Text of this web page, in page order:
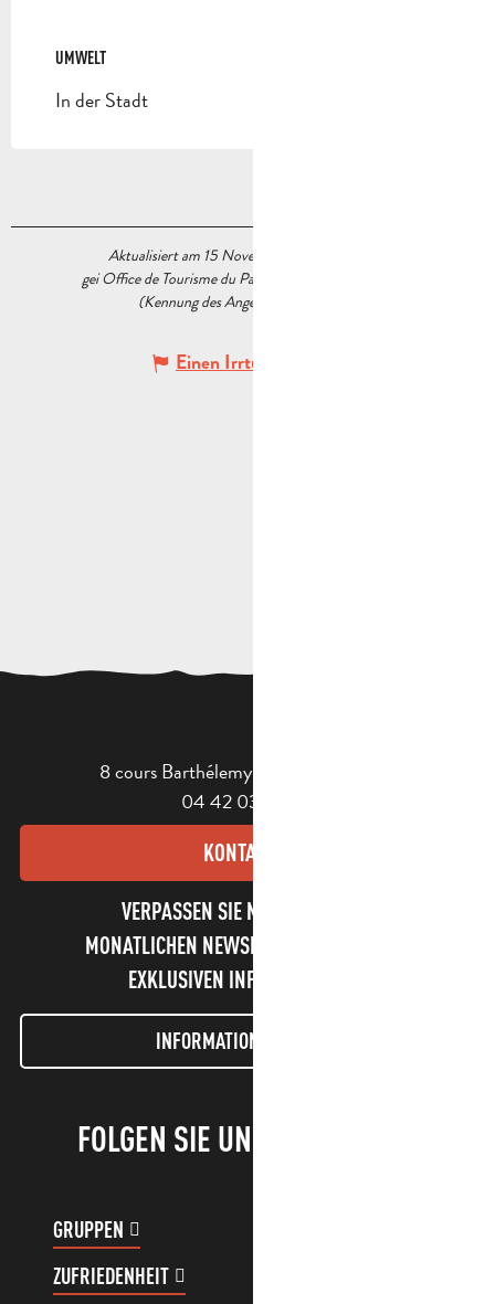
UMWELT
UMWELT
In der Stadt
Aktualisiert am 15 November 2022 Um 16:34
gei Office de Tourisme du Pays d’Aubagne et de l’Étoile
(Kennung des Angebots :
Einen Irrtum angeben
8 cours Barthélemy - 13400 Aubagne
04 42 03 49 98
KONTAKT
VERPASSEN SIE NICHT UNSEREN
MONATLICHEN NEWSLETTER UND UNSERE
EXKLUSIVEN INFORMATIONEN!
INFORMATIONEN LETTER
FOLGEN SIE UNS!
GRUPPEN
ZUFRIEDENHEIT